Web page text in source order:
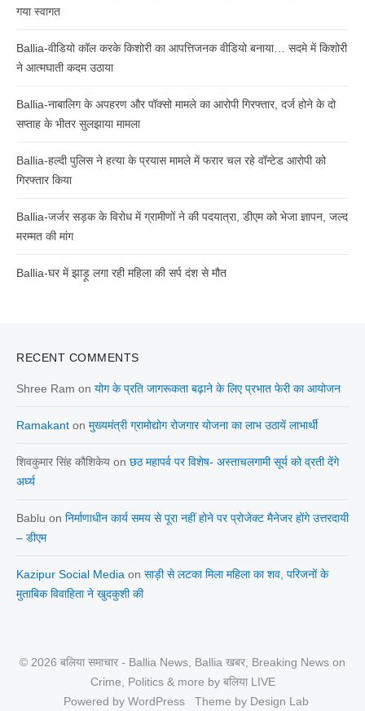
गया स्वागत
Ballia-वीडियो कॉल करके किशोरी का आपत्तिजनक वीडियो बनाया… सदमे में किशोरी
ने आत्मघाती कदम उठाया
Ballia-नाबालिग के अपहरण और पॉक्सो मामले का आरोपी गिरफ्तार, दर्ज होने के दो
सप्ताह के भीतर सुलझाया मामला
Ballia-हल्दी पुलिस ने हत्या के प्रयास मामले में फरार चल रहे वॉन्टेड आरोपी को
गिरफ्तार किया
Ballia-जर्जर सड़क के विरोध में ग्रामीणों ने की पदयात्रा, डीएम को भेजा ज्ञापन, जल्द
मरम्मत की मांग
Ballia-घर में झाड़ू लगा रही महिला की सर्प दंश से मौत
RECENT COMMENTS
Shree Ram on योग के प्रति जागरूकता बढ़ाने के लिए प्रभात फेरी का आयोजन
Ramakant on मुख्यमंत्री ग्रामोद्योग रोजगार योजना का लाभ उठायें लाभार्थी
शिवकुमार सिंह कौशिकेय on छठ महापर्व पर विशेष- अस्ताचलगामी सूर्य को व्रती देंगे
अर्घ्य
Bablu on निर्माणाधीन कार्य समय से पूरा नहीं होने पर प्रोजेक्ट मैनेजर होंगे उत्तरदायी
– डीएम
Kazipur Social Media on साड़ी से लटका मिला महिला का शव, परिजनों के
मुताबिक विवाहिता ने खुदकुशी की
© 2026 बलिया समाचार - Ballia News, Ballia खबर, Breaking News on
Crime, Politics & more by बलिया LIVE
Powered by WordPress
Theme by Design Lab